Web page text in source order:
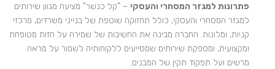
פתרונות למגזר המסחרי והעסקי – "קל כנשר" מציעה מגוון שירותים
למגזר המסחרי והעסקי, כולל תחזוקה שוטפת של בנייני משרדים, מרכזי
קניות, ומלונות. החברה מבינה את החשיבות של שמירה על חזות מטופחת
ומקצועית, ומספקת שירותים שמסייעים ללקוחותיה לשמור על מראה
מרשים ועל תפקוד תקין של המבנים.